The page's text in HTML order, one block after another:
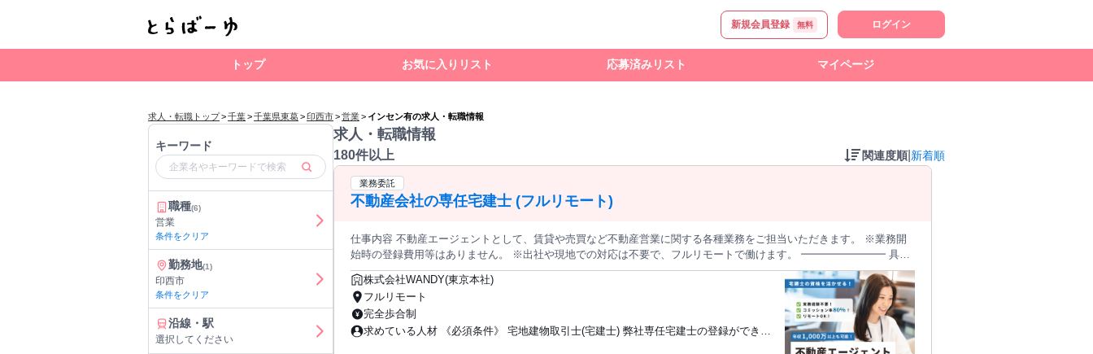
新規会員登録 無料 ログイン
トップ お気に入りリスト 応募済みリスト マイページ
求人・転職トップ>千葉>千葉県東葛>印西市>営業>インセン有の求人・転職情報
キーワード
職種(6)
営業
条件をクリア
勤務地(1)
印西市
条件をクリア
沿線・駅
選択してください
求人・転職情報
180件以上 関連度順 新着順
業務委託
不動産会社の専任宅建士 (フルリモート)
仕事内容 不動産エージェントとして、賃貸や売買など不動産営業に関する各種業務をご担当いただきます。 ※業務開
始時の登録費用等はありません。 ※出社や現地での対応は不要で、フルリモートで働けます。 ━━━━━━━━ 具体
的な仕事内容 ━━━━━━━━ ■賃貸契約の場合 ・集客 ・物件の紹介 ・内覧 ・契約 ・鍵の引き渡し など ■売買契約
の場合 ・集客、反響対応 ・物件の調査、査定 ・役所調査 ・物件の広告作成 ・媒介業務、交渉業務 ・契約、決済業務
・事務作業 など ＜POINT＞ ◎幅広い不動産を担当 お部屋の賃貸、住まいの売買のほか、投資物件や資産整理まであら
ゆる不動産を扱うことができます。 まずは賃貸など低額の物件からスタートし、経験を積み重ねてから高額物件の売買
を担当することも可能です。 ◎紹介率80％ 時には世間話も交えながら、人生経験を活かしてご活躍いただけます。結
果としてリピートや新たなお客さまのご紹介へとつながり、無理なく収入アップを叶えられる環境です。 宅建士資格を
株式会社WANDY(東京本社)
フルリモート
完全歩合制
求めている人材 《必須条件》 宅地建物取引士(宅建士) 弊社専任宅建士の登録ができる